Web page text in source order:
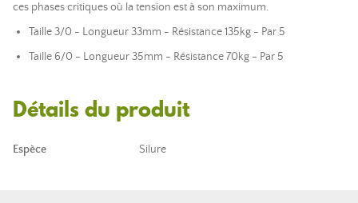
ces phases critiques où la tension est à son maximum.
Taille 3/0 - Longueur 33mm - Résistance 135kg - Par 5
Taille 6/0 - Longueur 35mm - Résistance 70kg - Par 5
Détails du produit
Espèce Silure